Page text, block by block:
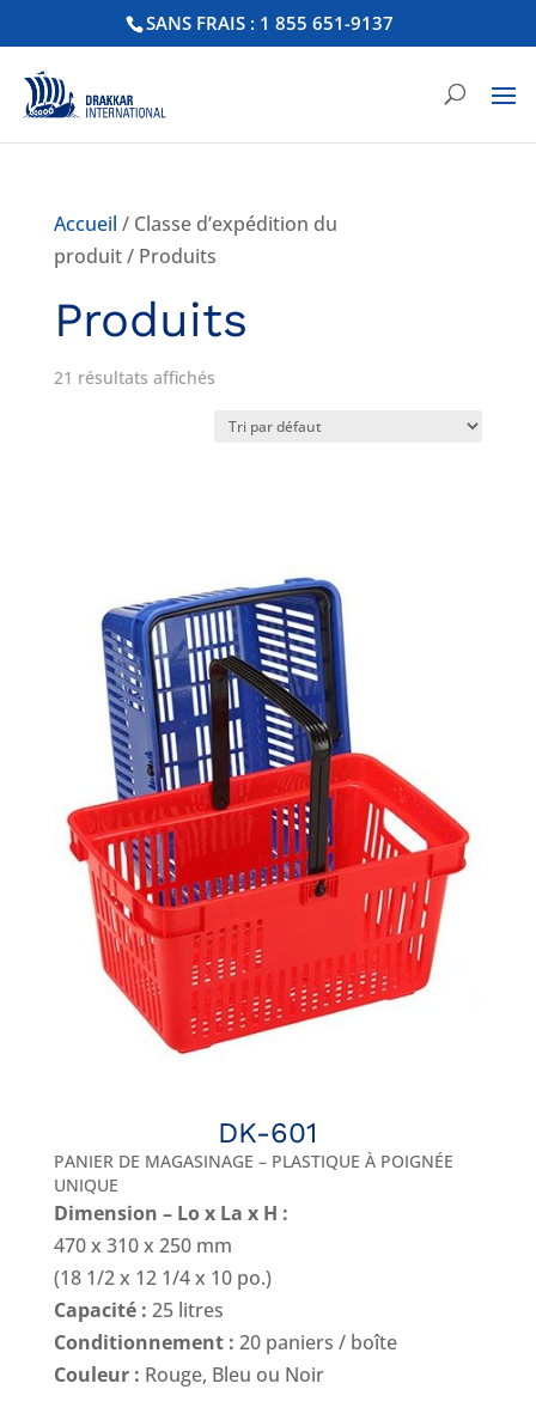
SANS FRAIS : 1 855 651-9137
Accueil / Classe d’expédition du
produit / Produits
Produits
21 résultats affichés
DK-601
PANIER DE MAGASINAGE – PLASTIQUE À POIGNÉE
UNIQUE
Dimension – Lo x La x H :
470 x 310 x 250 mm
(18 1/2 x 12 1/4 x 10 po.)
Capacité : 25 litres
Conditionnement : 20 paniers / boîte
Couleur : Rouge, Bleu ou Noir